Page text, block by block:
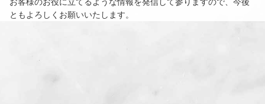
ともよろしくお願いいたします。